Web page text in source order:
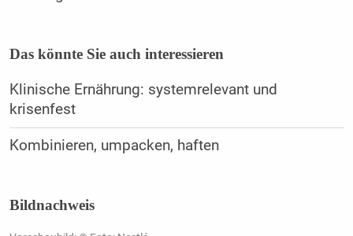
Das könnte Sie auch interessieren
Klinische Ernährung: systemrelevant und
krisenfest
Kombinieren, umpacken, haften
Bildnachweis